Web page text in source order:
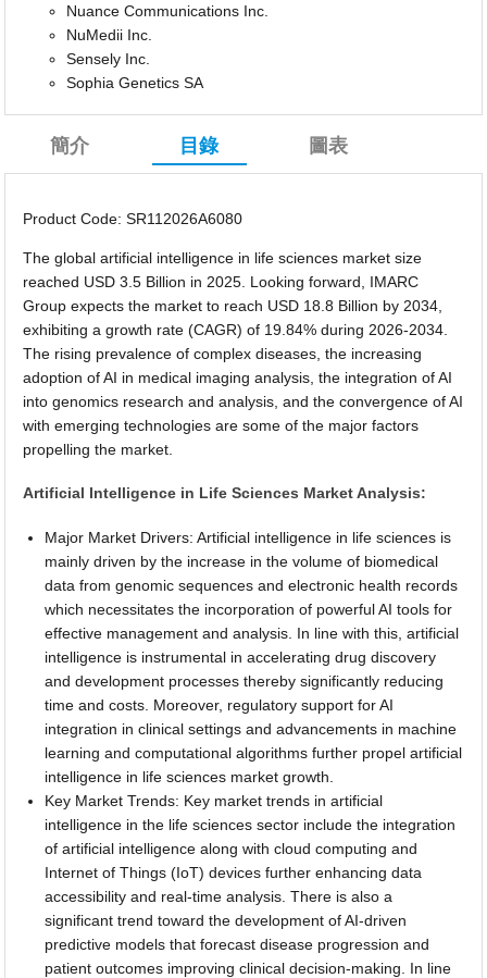
Nuance Communications Inc.
NuMedii Inc.
Sensely Inc.
Sophia Genetics SA
簡介 目錄 圖表
Product Code: SR112026A6080
The global artificial intelligence in life sciences market size
reached USD 3.5 Billion in 2025. Looking forward, IMARC
Group expects the market to reach USD 18.8 Billion by 2034,
exhibiting a growth rate (CAGR) of 19.84% during 2026-2034.
The rising prevalence of complex diseases, the increasing
adoption of AI in medical imaging analysis, the integration of AI
into genomics research and analysis, and the convergence of AI
with emerging technologies are some of the major factors
propelling the market.
Artificial Intelligence in Life Sciences Market Analysis:
Major Market Drivers: Artificial intelligence in life sciences is
mainly driven by the increase in the volume of biomedical
data from genomic sequences and electronic health records
which necessitates the incorporation of powerful AI tools for
effective management and analysis. In line with this, artificial
intelligence is instrumental in accelerating drug discovery
and development processes thereby significantly reducing
time and costs. Moreover, regulatory support for AI
integration in clinical settings and advancements in machine
learning and computational algorithms further propel artificial
intelligence in life sciences market growth.
Key Market Trends: Key market trends in artificial
intelligence in the life sciences sector include the integration
of artificial intelligence along with cloud computing and
Internet of Things (IoT) devices further enhancing data
accessibility and real-time analysis. There is also a
significant trend toward the development of AI-driven
predictive models that forecast disease progression and
patient outcomes improving clinical decision-making. In line